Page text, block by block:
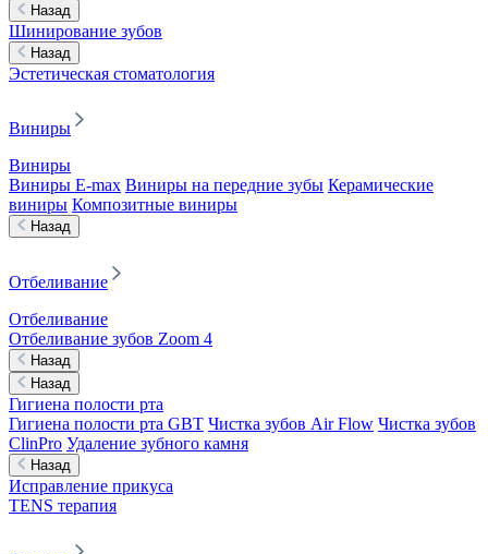
Назад
Шинирование зубов
Назад
Эстетическая стоматология
Виниры
Виниры
Виниры E-max Виниры на передние зубы Керамические
виниры Композитные виниры
Назад
Отбеливание
Отбеливание
Отбеливание зубов Zoom 4
Назад
Назад
Гигиена полости рта
Гигиена полости рта GBT Чистка зубов Air Flow Чистка зубов
ClinPro Удаление зубного камня
Назад
Исправление прикуса
TENS терапия